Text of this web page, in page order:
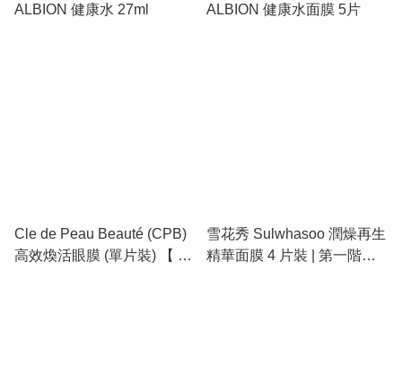
ALBION 健康水 27ml ALBION 健康水面膜 5片
Cle de Peau Beauté (CPB)
高效煥活眼膜 (單片裝) 【 眼
雪花秀 Sulwhasoo 潤燥再生
精華面膜 4 片裝 | 第一階段